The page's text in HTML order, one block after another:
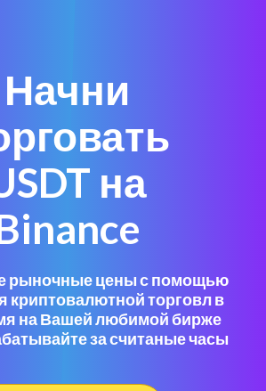
Начни
на
рыночные цены с помощью
криптовалютной торговл в
на Вашей любимой бирже
за считаные часы